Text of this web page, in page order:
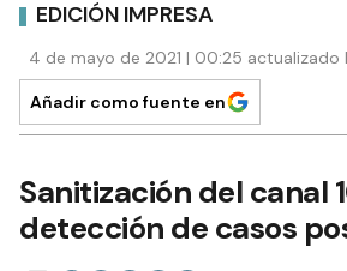
EDICIÓN IMPRESA
4 de mayo de 2021 | 00:25 actualizado
Añadir como fuente en
Sanitización del canal
detección de casos